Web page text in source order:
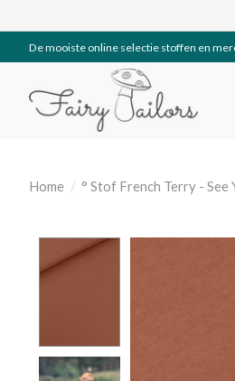
De mooiste online selectie stoffen en
Home / ° Stof French Terry - See